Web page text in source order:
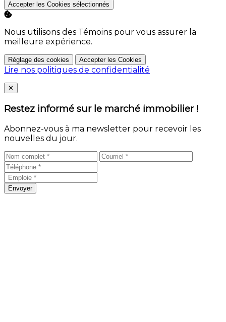
Accepter les Cookies sélectionnés
Nous utilisons des Témoins pour vous assurer la
meilleure expérience.
Réglage des cookies Accepter les Cookies
Lire nos politiques de confidentialité
Close
✕
Restez informé sur le marché immobilier !
Abonnez-vous à ma newsletter pour recevoir les
nouvelles du jour.
Envoyer